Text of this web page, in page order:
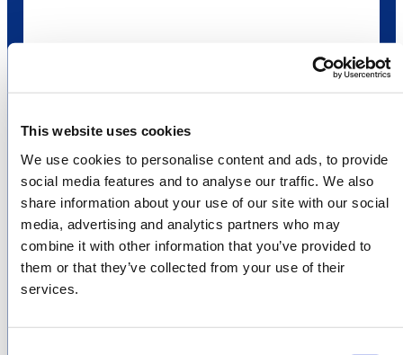
This website uses cookies
We use cookies to personalise content and ads, to provide
social media features and to analyse our traffic. We also
share information about your use of our site with our social
media, advertising and analytics partners who may
combine it with other information that you’ve provided to
them or that they’ve collected from your use of their
services.
出展のご案内